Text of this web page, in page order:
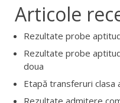
Articole
Rezultate probe
Rezultate probe
doua
Etapă transferuri clasa
Rezultate admitere